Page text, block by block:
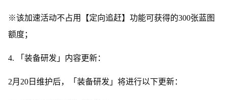
※该加速活动不占用【定向追赶】功能可获得的300张蓝图
额度；
4. 「装备研发」内容更新：
2月20日维护后，「装备研发」将进行以下更新：